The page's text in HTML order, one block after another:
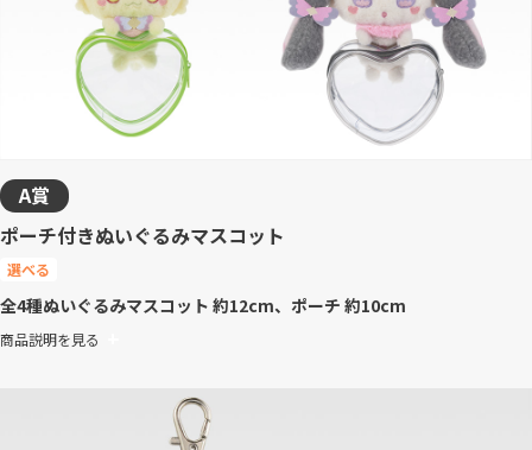
A賞
ポーチ付きぬいぐるみマスコット
選べる
全4種ぬいぐるみマスコット 約12cm、ポーチ 約10cm
商品説明を見る